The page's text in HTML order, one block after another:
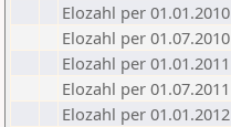
Elozahl per 01.01.2010
Elozahl per 01.07.2010
Elozahl per 01.01.2011
Elozahl per 01.07.2011
Elozahl per 01.01.2012